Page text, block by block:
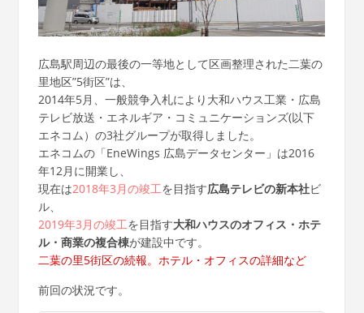
広島駅周辺の最後の一等地として区画整理された二葉の
里地区”5街区”は、
2014年5月、一般競争入札により大和ハウス工業・広島
テレビ放送・エネルギア・コミュニケーションズ(以下
エネコム）の3社グループが取得しました。
エネコムの「EneWings 広島データセンター」は2016
年12月に開業し、
現在は2018年3月の竣工を目指す広島テレビの新本社ビ
ル、
2019年3月の竣工を目指す大和ハウスのオフィス・ホテ
ル・商業の複合棟が建設中です。
二葉の里5街区の続報。ホテル・オフィスの詳細など
前回の状況です。